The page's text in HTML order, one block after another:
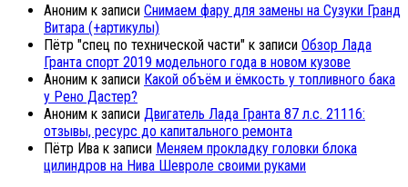
Аноним к записи Снимаем фару для замены на Сузуки Гранд
Витара (+артикулы)
Пётр "спец по технической части" к записи Обзор Лада
Гранта спорт 2019 модельного года в новом кузове
Аноним к записи Какой объём и ёмкость у топливного бака
у Рено Дастер?
Аноним к записи Двигатель Лада Гранта 87 л.с. 21116:
отзывы, ресурс до капитального ремонта
Пётр Ива к записи Меняем прокладку головки блока
цилиндров на Нива Шевроле своими руками